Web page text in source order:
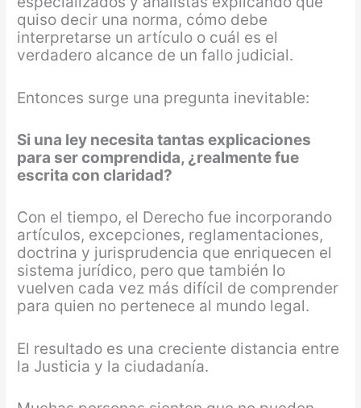
quiso decir una norma, cómo debe
interpretarse un artículo o cuál es el
verdadero alcance de un fallo judicial.
Entonces surge una pregunta inevitable:
Si una ley necesita tantas explicaciones
para ser comprendida, ¿realmente fue
escrita con claridad?
Con el tiempo, el Derecho fue incorporando
artículos, excepciones, reglamentaciones,
doctrina y jurisprudencia que enriquecen el
sistema jurídico, pero que también lo
vuelven cada vez más difícil de comprender
para quien no pertenece al mundo legal.
El resultado es una creciente distancia entre
la Justicia y la ciudadanía.